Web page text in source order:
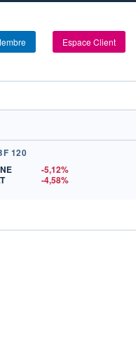
Espace Client
120
-5,12%
-4,58%